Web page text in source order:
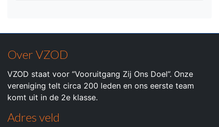
Over VZOD
VZOD staat voor “Vooruitgang Zij Ons Doel”. Onze
vereniging telt circa 200 leden en ons eerste team
komt uit in de 2e klasse.
Adres veld